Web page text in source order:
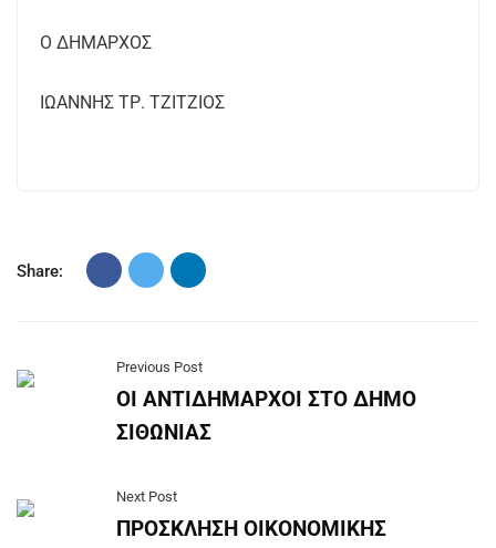
Ο ΔΗΜΑΡΧΟΣ
ΙΩΑΝΝΗΣ ΤΡ. ΤΖΙΤΖΙΟΣ
Share:
Previous Post
ΟΙ ΑΝΤΙΔΗΜΑΡΧΟΙ ΣΤΟ ΔΗΜΟ
ΣΙΘΩΝΙΑΣ
Next Post
ΠΡΟΣΚΛΗΣΗ ΟΙΚΟΝΟΜΙΚΗΣ